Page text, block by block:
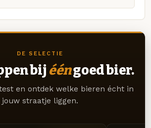
DE SELECTIE
bij ééngoed bier.
en ontdek welke bieren écht in
jouw straatje liggen.